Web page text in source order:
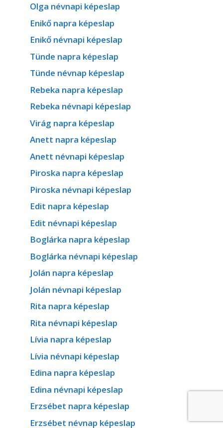
Olga névnapi képeslap
Enikő napra képeslap
Enikő névnapi képeslap
Tünde napra képeslap
Tünde névnap képeslap
Rebeka napra képeslap
Rebeka névnapi képeslap
Virág napra képeslap
Anett napra képeslap
Anett névnapi képeslap
Piroska napra képeslap
Piroska névnapi képeslap
Edit napra képeslap
Edit névnapi képeslap
Boglárka napra képeslap
Boglárka névnapi képeslap
Jolán napra képeslap
Jolán névnapi képeslap
Rita napra képeslap
Rita névnapi képeslap
Lívia napra képeslap
Lívia névnapi képeslap
Edina napra képeslap
Edina névnapi képeslap
Erzsébet napra képeslap
Erzsébet névnap képeslap